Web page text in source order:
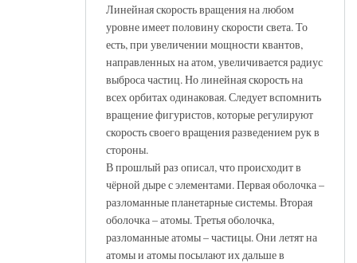
Линейная скорость вращения на любом
уровне имеет половину скорости света. То
есть, при увеличении мощности квантов,
направленных на атом, увеличивается радиус
выброса частиц. Но линейная скорость на
всех орбитах одинаковая. Следует вспомнить
вращение фигуристов, которые регулируют
скорость своего вращения разведением рук в
стороны.
В прошлый раз описал, что происходит в
чёрной дыре с элементами. Первая оболочка –
разломанные планетарные системы. Вторая
оболочка – атомы. Третья оболочка,
разломанные атомы – частицы. Они летят на
атомы и атомы посылают их дальше в